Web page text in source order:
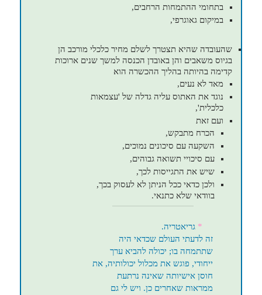
בתחומי ההתמחות הרחבים,
במיקום גאוגרפי,
שהעובדה שהיא תצטרך לשלם מחיר כלכלי מורכב הן
בגיוס משאבים והן באובדן הכנסה למשך שנים ארוכות
קדימה בהיותה בהליך ההכשרה הוא
מאד לא נעים,
נוגד את האתוס עליה גדלה של 'עצמאות
כלכלית',
ועם זאת
הכרח מתבקש,
השקעה עם סיכונים נמוכים,
עם סיכויי תשואה גבוהים,
שיש את התגייסות לכך,
ולכן כדאי ככל הניתן לא לעסוק בכך,
בוודאי שלא כתנאי.
* גריאטריה.
זה לדעתי העולם שכדאי היה
שתתמחה בו; יכולה להביא ערך
ייחודי, פוגש את מכלול יכולותיה, את
חוסן אישיותה שאינה נרתעת
ממראות שאחרים כן. ויש לי גם